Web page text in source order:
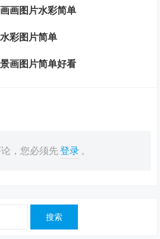
画图片水彩简单
彩图片简单
画图片简单好看
，您必须先登录。